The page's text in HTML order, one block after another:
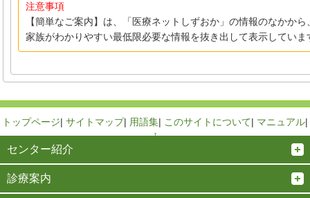
注意事項
【簡単なご案内】は、「医療ネットしずおか」の情報のなかか
家族がわかりやすい最低限必要な情報を抜き出して表示していま
トップページ| サイトマップ| 用語集| このサイトについて| マニュアル|
↑
センター紹介
診療案内